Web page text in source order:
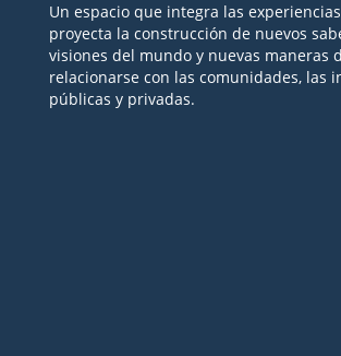
Un espacio que integra las
proyecta la construcción de nuevos
visiones del mundo y nuevas maneras
relacionarse con las comunidades, las
públicas y privadas.